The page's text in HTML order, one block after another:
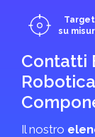
Target
su
Contatti
Il nostro